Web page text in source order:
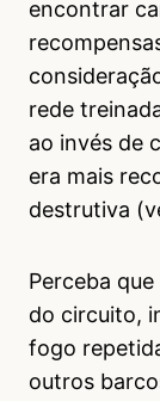
encontrar
rede
ao invés de
era mais
destrutiva
Perceba
do circuito,
fogo
outros